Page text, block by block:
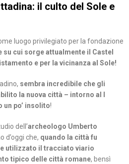
il culto del Sole e
luogo privilegiato per la fondazione
su cui sorge attualmente il Castel
e per la vicinanza al Sole!
sembra incredibile che gli
la nuova città – intorno al I
un po’ insolito!
dell’archeologo Umberto
d’oggi che, quando la città fu
utilizzato il tracciato viario
tipico delle città romane, bensì